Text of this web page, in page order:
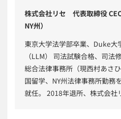
株式会社リセ 代表取締役
NY州）
東京大学法学部卒業、Duke大
（LLM） 司法試験合格、司法
総合法律事務所（現西村あさ
国留学、NY州法律事務所勤務
就任。 2018年退所、株式会社